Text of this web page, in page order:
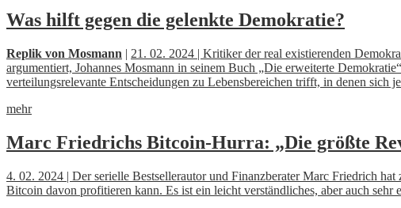
Was hilft gegen die gelenkte Demokratie?
Replik von Mosmann | 21. 02. 2024 | Kritiker der real existierenden
argumentiert, Johannes Mosmann in seinem Buch „Die erweiterte
verteilungsrelevante Entscheidungen zu Lebensbereichen trifft, in denen sich
mehr
Marc Friedrichs Bitcoin-Hurra: „Die größte
4. 02. 2024 | Der serielle Bestsellerautor und Finanzberater Marc Friedrich
Bitcoin davon profitieren kann. Es ist ein leicht verständliches, aber auch